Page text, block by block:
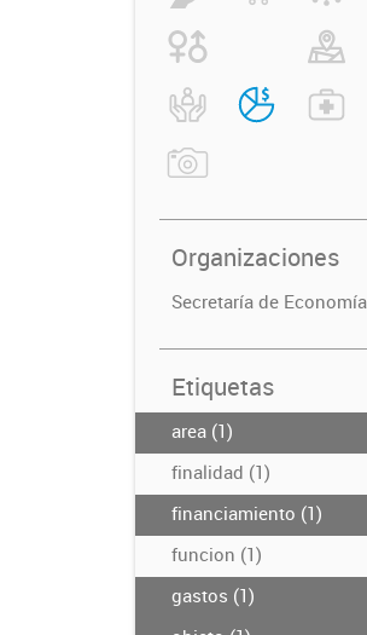
Organizaciones
Secretaría de
Etiquetas
area (1)
finalidad (1)
financiamiento (1)
funcion (1)
gastos (1)